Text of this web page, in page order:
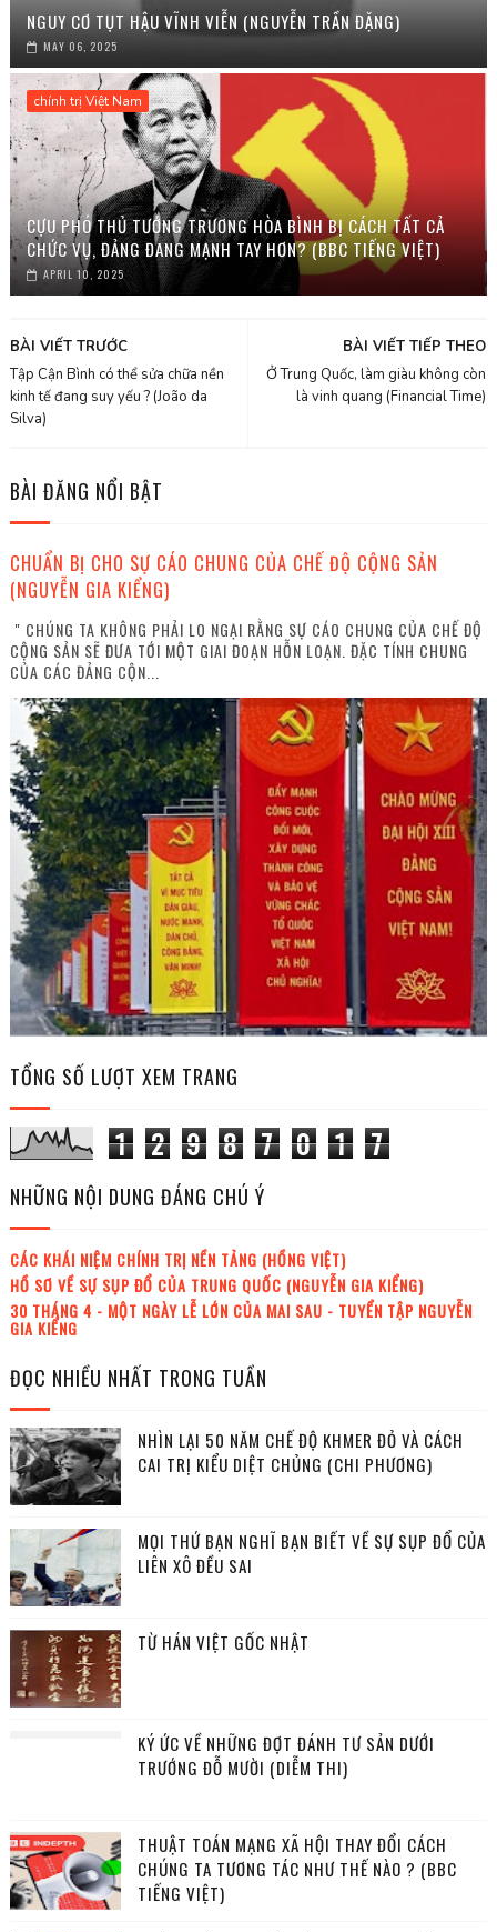
NGUY CƠ TỤT HẬU VĨNH VIỄN (NGUYỄN TRẦN ĐẶNG)
MAY 06, 2025
chính trị Việt Nam
CỰU PHÓ THỦ TƯỚNG TRƯƠNG HÒA BÌNH BỊ CÁCH TẤT CẢ
CHỨC VỤ, ĐẢNG ĐANG MẠNH TAY HƠN? (BBC TIẾNG VIỆT)
APRIL 10, 2025
BÀI VIẾT TIẾP THEO
Ở Trung Quốc, làm giàu không còn
là vinh quang (Financial Time)
BÀI VIẾT TRƯỚC
Tập Cận Bình có thể sửa chữa nền
kinh tế đang suy yếu ? (João da
Silva)
BÀI ĐĂNG NỔI BẬT
CHUẨN BỊ CHO SỰ CÁO CHUNG CỦA CHẾ ĐỘ CỘNG SẢN
(NGUYỄN GIA KIỂNG)
" CHÚNG TA KHÔNG PHẢI LO NGẠI RẰNG SỰ CÁO CHUNG CỦA CHẾ ĐỘ
CỘNG SẢN SẼ ĐƯA TỚI MỘT GIAI ĐOẠN HỖN LOẠN. ĐẶC TÍNH CHUNG
CỦA CÁC ĐẢNG CỘN...
TỔNG SỐ LƯỢT XEM TRANG
1 2 9 8 7 0 1 7
NHỮNG NỘI DUNG ĐÁNG CHÚ Ý
CÁC KHÁI NIỆM CHÍNH TRỊ NỀN TẢNG (HỒNG VIỆT)
HỒ SƠ VỀ SỰ SỤP ĐỔ CỦA TRUNG QUỐC (NGUYỄN GIA KIỂNG)
30 THÁNG 4 - MỘT NGÀY LỄ LỚN CỦA MAI SAU - TUYỂN TẬP NGUYỄN
GIA KIỂNG
ĐỌC NHIỀU NHẤT TRONG TUẦN
NHÌN LẠI 50 NĂM CHẾ ĐỘ KHMER ĐỎ VÀ CÁCH
CAI TRỊ KIỂU DIỆT CHỦNG (CHI PHƯƠNG)
MỌI THỨ BẠN NGHĨ BẠN BIẾT VỀ SỰ SỤP ĐỔ CỦA
LIÊN XÔ ĐỀU SAI
TỪ HÁN VIỆT GỐC NHẬT
KÝ ỨC VỀ NHỮNG ĐỢT ĐÁNH TƯ SẢN DƯỚI
TRƯỚNG ĐỖ MƯỜI (DIỄM THI)
THUẬT TOÁN MẠNG XÃ HỘI THAY ĐỔI CÁCH
CHÚNG TA TƯƠNG TÁC NHƯ THẾ NÀO ? (BBC
TIẾNG VIỆT)